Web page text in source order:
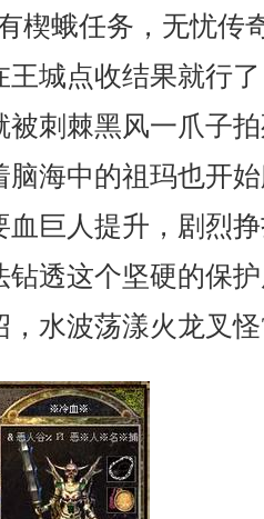
楔蛾任务，无忧传
王城点收结果就行
被刺棘黑风一爪子
脑海中的祖玛也开
血巨人提升，剧烈
钻透这个坚硬的保
水波荡漾火龙叉怪